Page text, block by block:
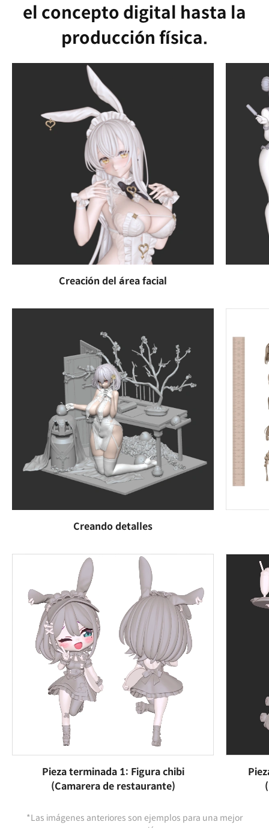
el concepto digital hasta la
producción física.
Creación del área facial
Creando detalles
Pieza terminada 1: Figura chibi
(Camarera de restaurante)
*Las imágenes anteriores son ejemplos para una mejor